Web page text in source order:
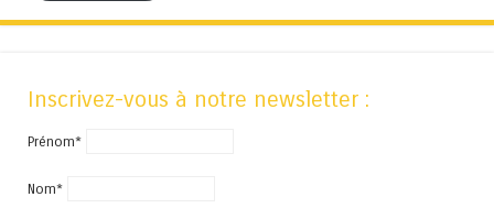
Inscrivez-vous à notre newsletter :
Prénom*
Nom*